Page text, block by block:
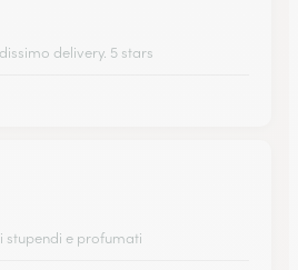
delivery. 5 stars
stupendi e profumati